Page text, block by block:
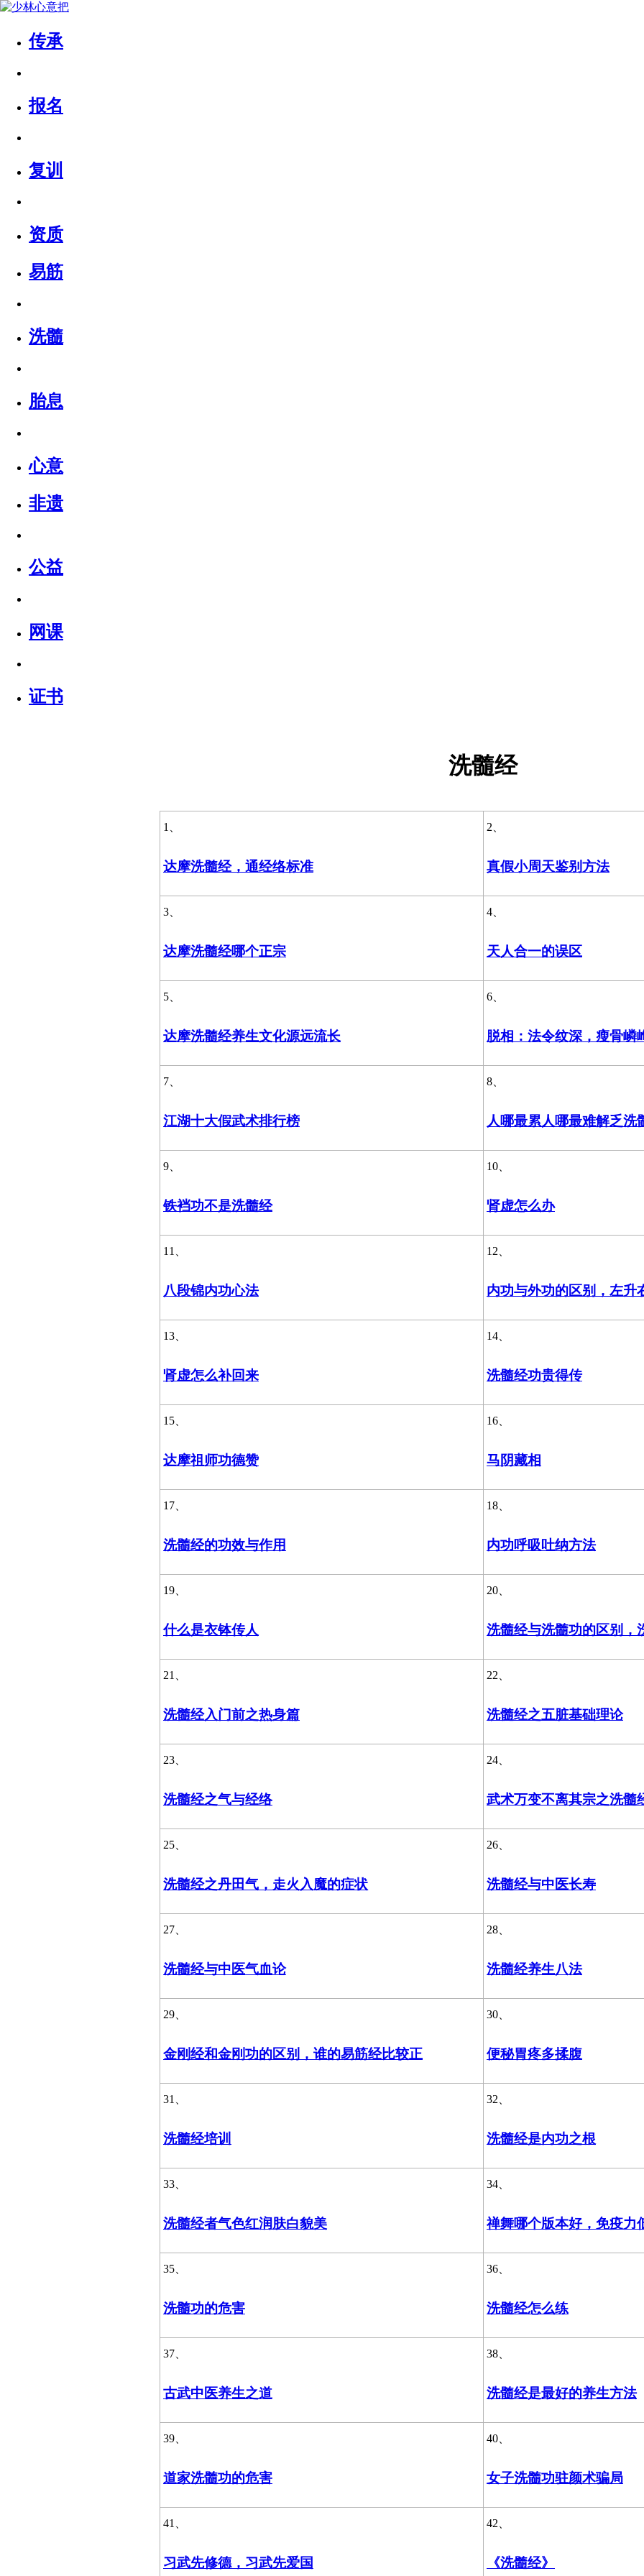
传承
报名
复训
资质
易筋
洗髓
胎息
心意
非遗
公益
网课
证书
洗髓经
1、
达摩洗髓经，通经络标准
2、
真假小周天鉴别方法
3、
达摩洗髓经哪个正宗
4、
天人合一的误区
5、
达摩洗髓经养生文化源远流长
6、
脱相：法令纹深，瘦骨嶙
7、
江湖十大假武术排行榜
8、
人哪最累人哪最难解乏洗
9、
铁裆功不是洗髓经
10、
肾虚怎么办
11、
八段锦内功心法
12、
内功与外功的区别，左升
13、
肾虚怎么补回来
14、
洗髓经功贵得传
15、
达摩祖师功德赞
16、
马阴藏相
17、
洗髓经的功效与作用
18、
内功呼吸吐纳方法
19、
什么是衣钵传人
20、
洗髓经与洗髓功的区别，
21、
洗髓经入门前之热身篇
22、
洗髓经之五脏基础理论
23、
洗髓经之气与经络
24、
武术万变不离其宗之洗髓
25、
洗髓经之丹田气，走火入魔的症状
26、
洗髓经与中医长寿
27、
洗髓经与中医气血论
28、
洗髓经养生八法
29、
金刚经和金刚功的区别，谁的易筋经比较正
30、
便秘胃疼多揉腹
31、
洗髓经培训
32、
洗髓经是内功之根
33、
洗髓经者气色红润肤白貌美
34、
禅舞哪个版本好，免疫力
35、
洗髓功的危害
36、
洗髓经怎么练
37、
古武中医养生之道
38、
洗髓经是最好的养生方法
39、
道家洗髓功的危害
40、
女子洗髓功驻颜术骗局
41、
习武先修德，习武先爱国
42、
《洗髓经》